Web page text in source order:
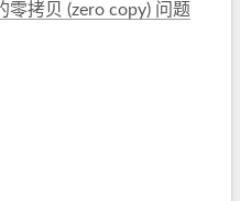
零拷贝 (zero copy) 问题